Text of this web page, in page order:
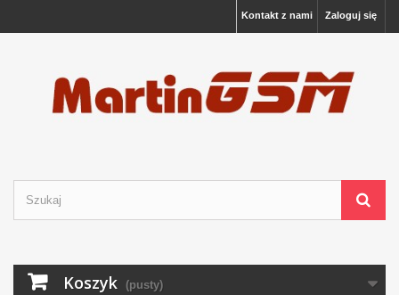
Zaloguj się
Kontakt z nami
Koszyk (pusty)